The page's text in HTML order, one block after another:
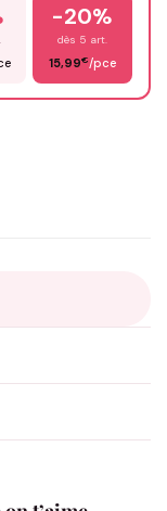
✨
avant fabrication
-20%
dès 5 art.
15,99€/pce